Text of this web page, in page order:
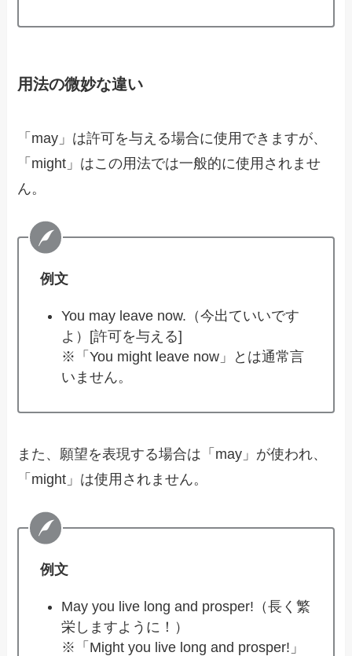
用法の微妙な違い
「may」は許可を与える場合に使用できますが、
「might」はこの用法では一般的に使用されませ
ん。
例文
You may leave now.（今出ていいです
よ）[許可を与える]
※「You might leave now」とは通常言
いません。
また、願望を表現する場合は「may」が使われ、
「might」は使用されません。
例文
May you live long and prosper!（長く繁
栄しますように！）
※「Might you live long and prosper!」